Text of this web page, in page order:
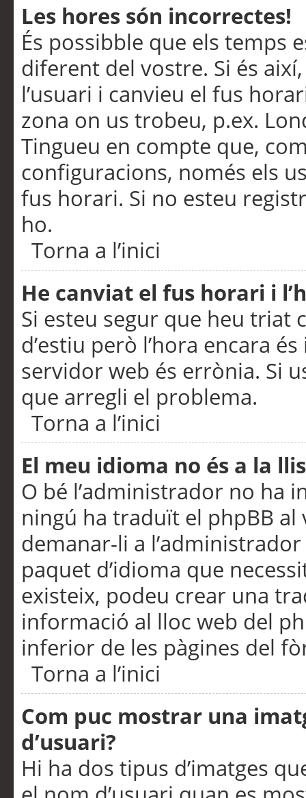
Les hores són incorrectes!
És possibble que els temps
diferent del vostre. Si és
l’usuari i canvieu el fus
zona on us trobeu, p.ex.
Tingueu en compte que,
configuracions, només els
fus horari. Si no esteu
ho.
Torna a l’inici
He canviat el fus horari i
Si esteu segur que heu triat
d’estiu però l’hora encara
servidor web és errònia. Si
que arregli el problema.
Torna a l’inici
El meu idioma no és a la
O bé l’administrador no ha
ningú ha traduït el phpBB
demanar-li a
paquet d’idioma que
existeix, podeu crear una
informació al lloc web del
inferior de les pàgines del
Torna a l’inici
Com puc mostrar una
d’usuari?
Hi ha dos tipus d’imatges